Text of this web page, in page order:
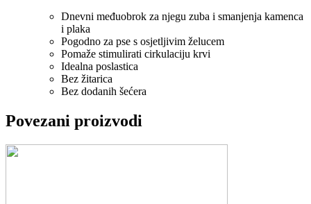
Dnevni međuobrok za njegu zuba i smanjenja kamenca
i plaka
Pogodno za pse s osjetljivim želucem
Pomaže stimulirati cirkulaciju krvi
Idealna poslastica
Bez žitarica
Bez dodanih šećera
Povezani proizvodi